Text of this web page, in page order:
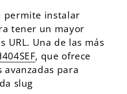
permite instalar
tener un mayor
URL. Una de las más
, que ofrece
para
slug